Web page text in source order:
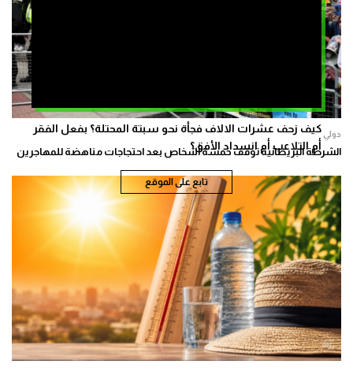
كيف زحف عشرات الالاف فجأة نحو سبتة المحتلة؟ بفعل الفقر
أم التلاعب أم انسداد الأفق؟
تابع على الموقع
دولي
الشرطة البريطانية توقف خمسة أشخاص بعد احتجاجات مناهضة للمهاجرين